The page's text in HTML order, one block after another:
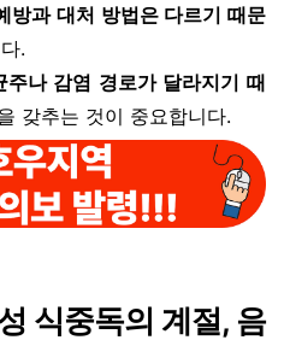
방과 대처 방법은 다르기 때문
.
주나 감염 경로가 달라지기 때
갖추는 것이 중요합니다.
식중독의 계절, 음